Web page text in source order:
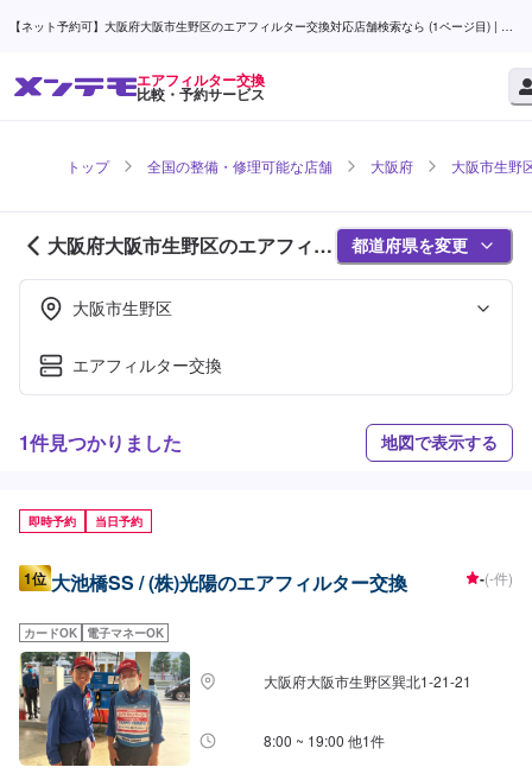
【ネット予約可】大阪府大阪市生野区のエアフィルター交換対応店舗検索なら (1ページ目) | メ
エアフィルター交換
比較・予約サービス
トップ 全国の整備・修理可能な店舗 大阪府 大阪市生野
大阪府大阪市生野区のエアフィル
ター交換対応店舗紹介 (1ページ
目)
都道府県を変更
大阪市生野区
エアフィルター交換
1件見つかりました 地図で表示する
即時予約 当日予約
1位 大池橋SS / (株)光陽のエアフィルター交換 -(-件)
カードOK 電子マネーOK
大阪府大阪市生野区巽北1-21-21
8:00 ~ 19:00 他1件